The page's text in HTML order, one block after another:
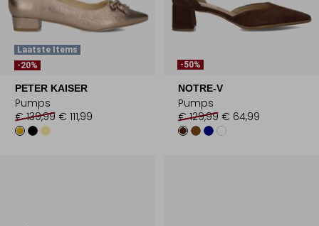
Laatste Items
-20%
PETER KAISER
Pumps
€ 139,99 € 111,99
-50%
NOTRE-V
Pumps
€ 129,99 € 64,99